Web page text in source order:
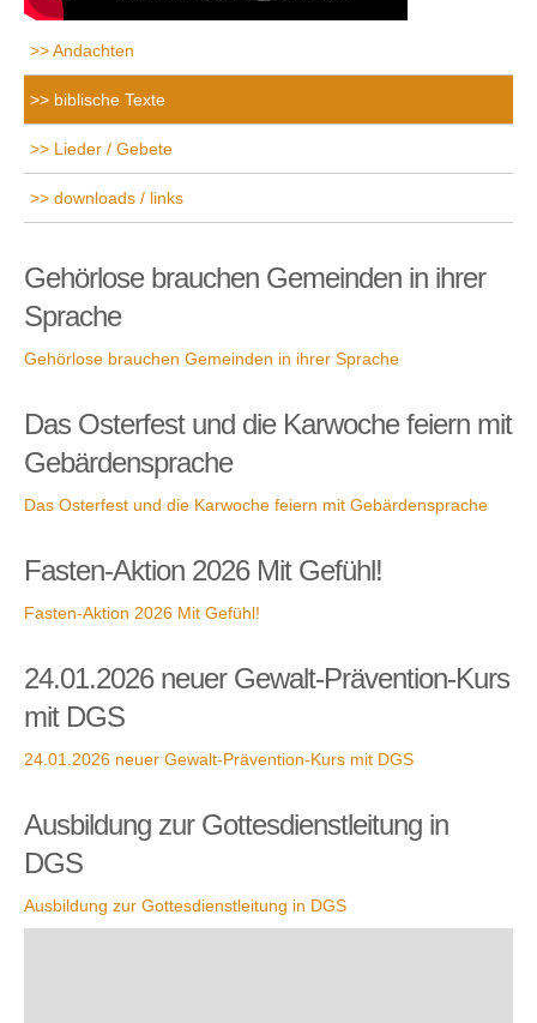
Andachten
biblische Texte
Lieder / Gebete
downloads / links
Gehörlose brauchen Gemeinden in ihrer
Sprache
Gehörlose brauchen Gemeinden in ihrer Sprache
Das Osterfest und die Karwoche feiern mit
Gebärdensprache
Das Osterfest und die Karwoche feiern mit Gebärdensprache
Fasten-Aktion 2026 Mit Gefühl!
Fasten-Aktion 2026 Mit Gefühl!
24.01.2026 neuer Gewalt-Prävention-Kurs
mit DGS
24.01.2026 neuer Gewalt-Prävention-Kurs mit DGS
Ausbildung zur Gottesdienstleitung in
DGS
Ausbildung zur Gottesdienstleitung in DGS